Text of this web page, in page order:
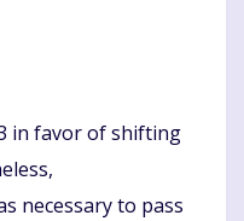
in favor of shifting
necessary to pass